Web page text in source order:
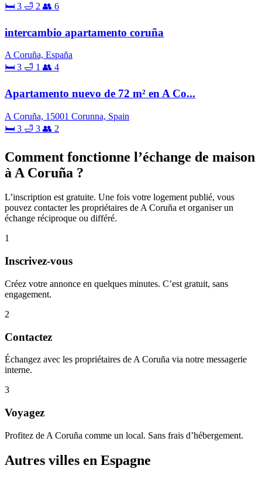
🛏 3 🛁 2 👥 6
intercambio apartamento coruña
A Coruña, España
🛏 3 🛁 1 👥 4
Apartamento nuevo de 72 m² en A Co...
A Coruña, 15001 Corunna, Spain
🛏 3 🛁 3 👥 2
Comment fonctionne l’échange de maison
à A Coruña ?
L’inscription est gratuite. Une fois votre logement publié, vous
pouvez contacter les propriétaires de A Coruña et organiser un
échange réciproque ou différé.
1
Inscrivez-vous
Créez votre annonce en quelques minutes. C’est gratuit, sans
engagement.
2
Contactez
Échangez avec les propriétaires de A Coruña via notre messagerie
interne.
3
Voyagez
Profitez de A Coruña comme un local. Sans frais d’hébergement.
Autres villes en Espagne